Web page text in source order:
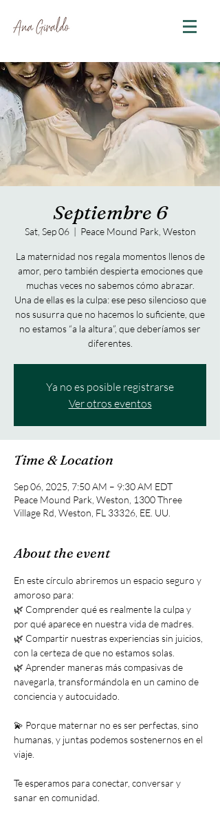
Septiembre 6
Sat, Sep 06
  |
Peace Mound Park, Weston
La maternidad nos regala momentos llenos de
amor, pero también despierta emociones que
muchas veces no sabemos cómo abrazar.
Una de ellas es la culpa: ese peso silencioso que
nos susurra que no hacemos lo suficiente, que
no estamos “a la altura”, que deberíamos ser
diferentes.
Ya no es posible registrarse
Ver otros eventos
Time & Location
Sep 06, 2025, 7:50 AM – 9:30 AM EDT
Peace Mound Park, Weston, 1300 Three
Village Rd, Weston, FL 33326, EE. UU.
About the event
En este círculo abriremos un espacio seguro y
amoroso para:
🌿 Comprender qué es realmente la culpa y
por qué aparece en nuestra vida de madres.
🌿 Compartir nuestras experiencias sin juicios,
con la certeza de que no estamos solas.
🌿 Aprender maneras más compasivas de
navegarla, transformándola en un camino de
conciencia y autocuidado.
💫 Porque maternar no es ser perfectas, sino
humanas, y juntas podemos sostenernos en el
viaje.
Te esperamos para conectar, conversar y
sanar en comunidad.